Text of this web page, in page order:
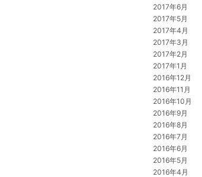
2017年6月
2017年5月
2017年4月
2017年3月
2017年2月
2017年1月
2016年12月
2016年11月
2016年10月
2016年9月
2016年8月
2016年7月
2016年6月
2016年5月
2016年4月